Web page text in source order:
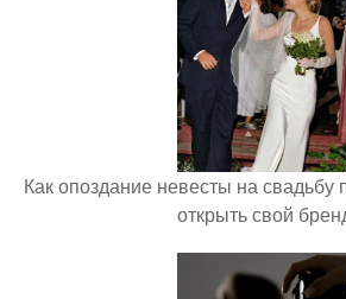
Как опоздание невесты на свадьбу
открыть свой